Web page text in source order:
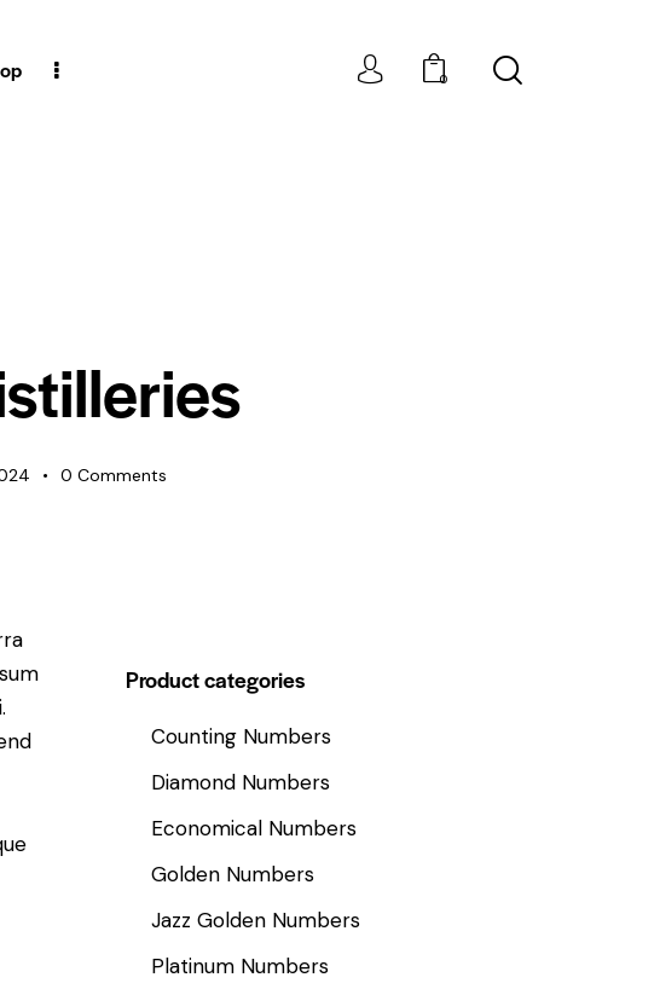
0
0 Comments
Product categories
Counting Numbers
Diamond Numbers
Economical Numbers
Golden Numbers
Jazz Golden Numbers
Platinum Numbers